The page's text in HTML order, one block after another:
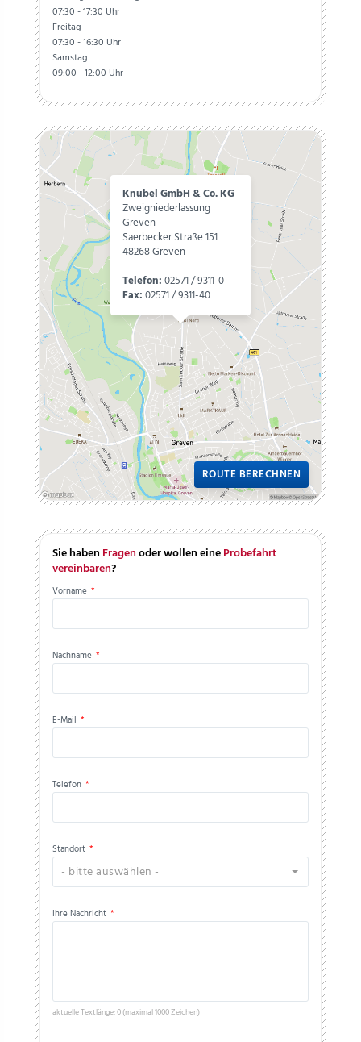
07:30 - 17:30 Uhr
Freitag
07:30 - 16:30 Uhr
Samstag
09:00 - 12:00 Uhr
Knubel GmbH & Co. KG
Zweigniederlassung
Greven
Saerbecker Straße 151
48268 Greven
Telefon:02571 / 9311-0
Fax:02571 / 9311-40
ROUTE BERECHNEN
Sie haben Fragenoder wollen eineProbefahrt
vereinbaren?
Vorname *
Nachname *
E-Mail *
Telefon *
Standort *
- bitte auswählen -
Ihre Nachricht *
aktuelle Textlänge: 0 (maximal 1000 Zeichen)